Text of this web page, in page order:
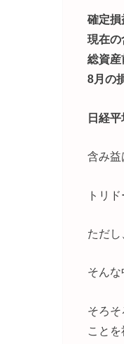
確定
現在
総資
8月の
日経
含み益
トリ
ただ
そん
そろ
ことを